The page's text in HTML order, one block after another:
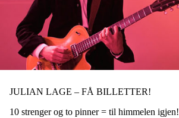
JULIAN LAGE – FÅ BILLETTER!
10 strenger og to pinner = til himmelen igjen!